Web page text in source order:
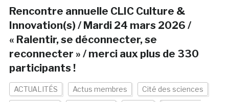
Rencontre annuelle CLIC Culture &
Innovation(s) / Mardi 24 mars 2026 /
« Ralentir, se déconnecter, se
reconnecter » / merci aux plus de 330
participants !
ACTUALITÉS Actus membres Cité des sciences